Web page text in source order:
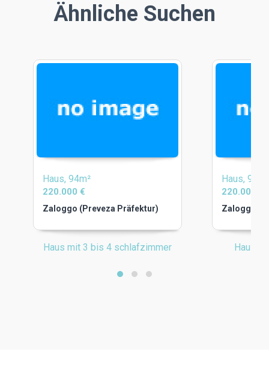
Ähnliche Suchen
Haus, 94m²
220.000 €
Zaloggo (Preveza Präfektur)
Haus mit 3 bis 4 schlafzimmer
Haus, 94m²
220.000 €
Zaloggo
Haus